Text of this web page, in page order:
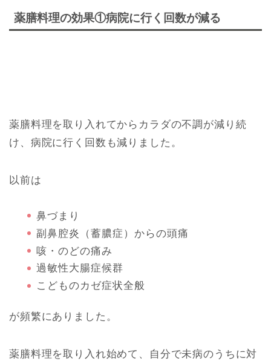
薬膳料理の効果①病院に行く回数が減る
薬膳料理を取り入れてからカラダの不調が減り続
け、病院に行く回数も減りました。
以前は
鼻づまり
副鼻腔炎（蓄膿症）からの頭痛
咳・のどの痛み
過敏性大腸症候群
こどものカゼ症状全般
が頻繁にありました。
薬膳料理を取り入れ始めて、自分で未病のうちに対